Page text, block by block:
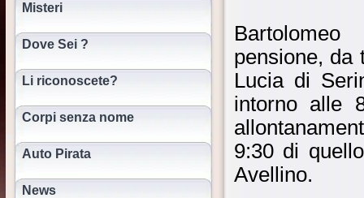
Misteri
Dove Sei ?
Li riconoscete?
Corpi senza nome
Auto Pirata
News
pensione, da
Lucia di
intorno alle
9:30 di
Avellino.